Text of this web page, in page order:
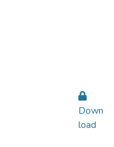
Down
load